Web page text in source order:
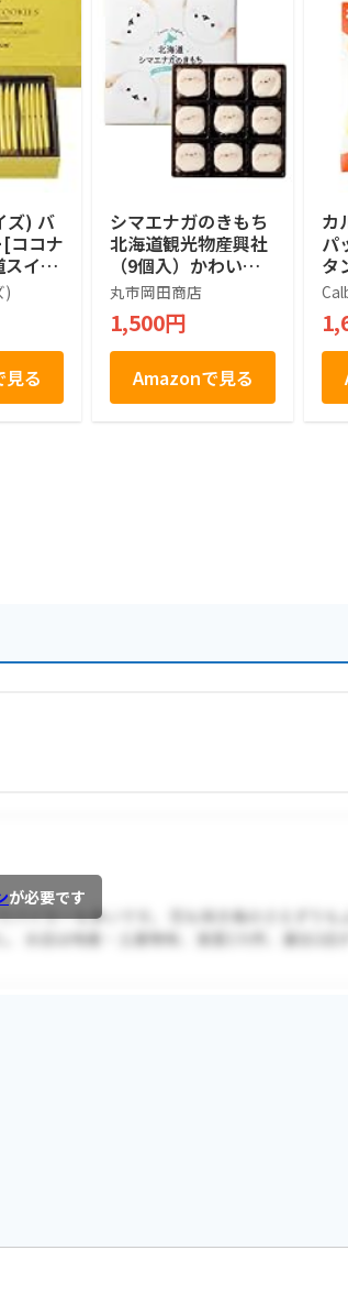
ズ) バ
[ココナ
イー
)
る
シマエナガのきもち
北海道観光物産興社
（9個入）かわいい
シマエナガ (1箱)
丸市岡田商店
1,500円
Amazonで見る
カ
パ
タ
袋
が必要です